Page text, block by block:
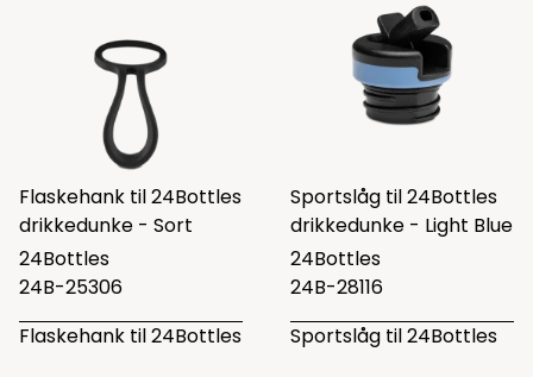
Flaskehank til 24Bottles
drikkedunke - Sort
24Bottles
24B-25306
Flaskehank til 24Bottles
Sportslåg til 24Bottles
drikkedunke - Light Blue
24Bottles
24B-28116
Sportslåg til 24Bottles